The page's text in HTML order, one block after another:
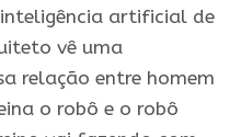
artificial de
vê uma
relação entre homem
o robô e o robô